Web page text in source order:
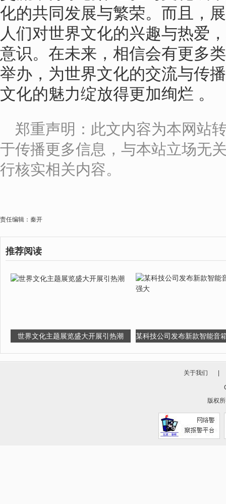
化的共同发展与繁荣。而且，
人们对世界文化的兴趣与热爱
意识。在未来，相信会有更多
举办，为世界文化的交流与传
文化的魅力绽放得更加绚烂 。
郑重声明：此文内容为本网站
于传播更多信息，与本站立场无
行核实相关内容。
责任编辑：秦开
推荐阅读
世界文化主题展览盛大开展引热潮 某科技公司发布新款智能音
关于我们
版权